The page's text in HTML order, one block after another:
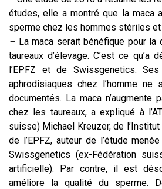
études, elle a montré que la maca
sperme chez les hommes stériles
– La maca serait bénéfique pour la
taureaux d’élevage. C’est ce qu’a
l’EPFZ et de Swissgenetics.
aphrodisiaques chez l’homme ne
documentés. La maca n’augmente
chez les taureaux, a expliqué à
suisse) Michael Kreuzer, de
de l’EPFZ, auteur de l’étude
Swissgenetics (ex-Fédération
artificielle). Par contre, il est
améliore la qualité du sperme.